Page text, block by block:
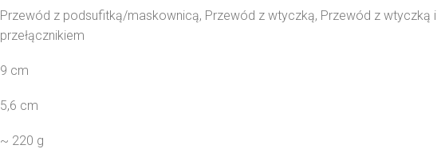
Przewód z podsufitką/maskownicą, Przewód z wtyczką, Przewód z wtyczką i
przełącznikiem
9 cm
5,6 cm
~ 220 g